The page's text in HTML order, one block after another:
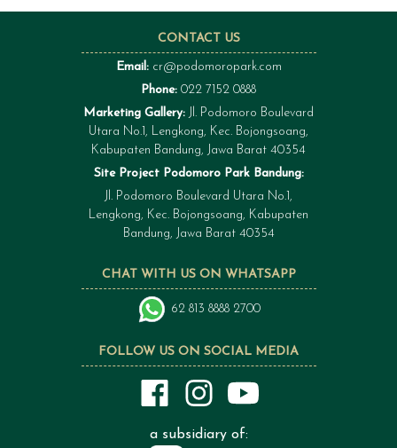
FOLLOW US ON SOCIAL MEDIA
a subsidiary of:
CHAT WITH US ON WHATSAPP
62 813 8888 2700
CONTACT US
Email: cr@podomoropark.com
Phone: 022 7152 0888
Marketing Gallery: Jl. Podomoro Boulevard
Utara No.1, Lengkong, Kec. Bojongsoang,
Kabupaten Bandung, Jawa Barat 40354
Site Project Podomoro Park Bandung:
Jl. Podomoro Boulevard Utara No.1,
Lengkong, Kec. Bojongsoang, Kabupaten
Bandung, Jawa Barat 40354